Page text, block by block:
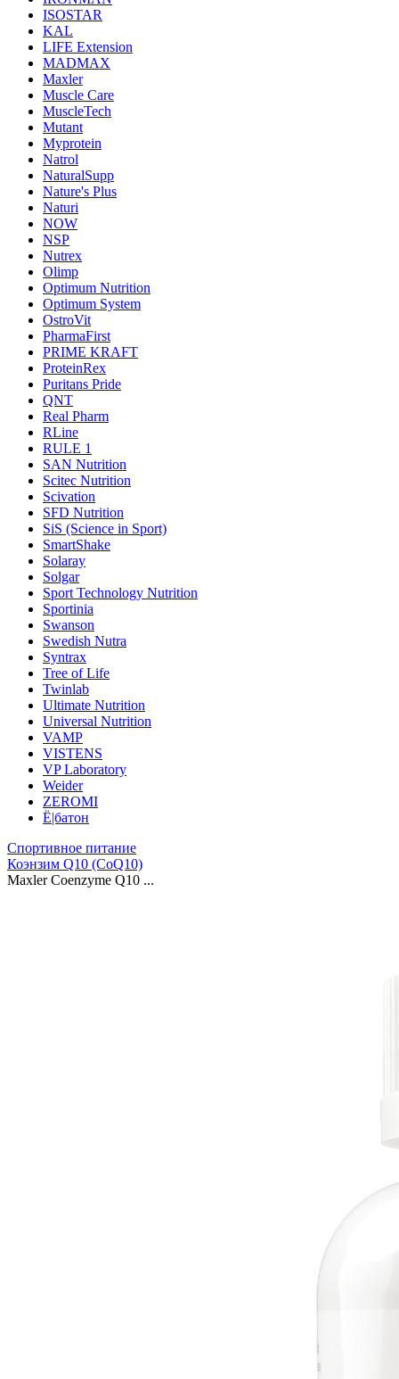
ISOSTAR
KAL
LIFE Extension
MADMAX
Maxler
Muscle Care
MuscleTech
Mutant
Myprotein
Natrol
NaturalSupp
Nature's Plus
Naturi
NOW
NSP
Nutrex
Olimp
Optimum Nutrition
Optimum System
OstroVit
PharmaFirst
PRIME KRAFT
ProteinRex
Puritans Pride
QNT
Real Pharm
RLine
RULE 1
SAN Nutrition
Scitec Nutrition
Scivation
SFD Nutrition
SiS (Science in Sport)
SmartShake
Solaray
Solgar
Sport Technology Nutrition
Sportinia
Swanson
Swedish Nutra
Syntrax
Tree of Life
Twinlab
Ultimate Nutrition
Universal Nutrition
VAMP
VISTENS
VP Laboratory
Weider
ZEROMI
Ё|батон
Спортивное питание
Коэнзим Q10 (CoQ10)
Maxler Coenzyme Q10 ...